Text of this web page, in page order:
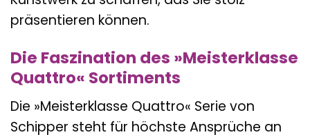
präsentieren können.
Die Faszination des »Meisterklasse
Quattro« Sortiments
Die »Meisterklasse Quattro« Serie von
Schipper steht für höchste Ansprüche an